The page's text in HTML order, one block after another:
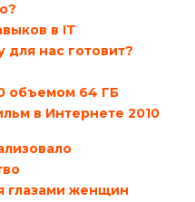
в IT
для нас готовит?
объемом 64 ГБ
в Интернете 2010
глазами женщин